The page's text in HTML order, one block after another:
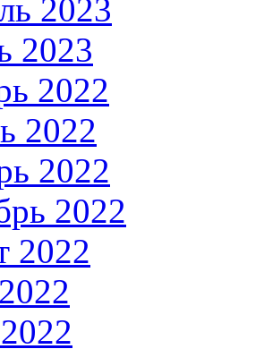
2023
2023
2022
2022
2022
2022
2022